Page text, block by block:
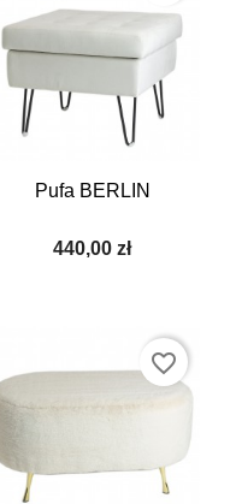
Pufa BERLIN
440,00 zł
favorite_border